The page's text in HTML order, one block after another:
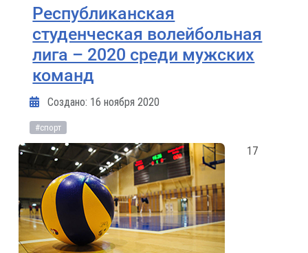
Республиканская
студенческая волейбольная
лига – 2020 среди мужских
команд
Информация о материале
Создано: 16 ноября 2020
#спорт
17